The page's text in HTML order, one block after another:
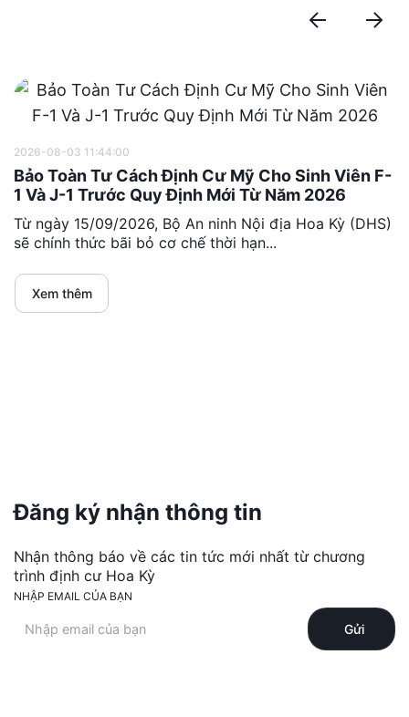
2026-08-03 11:44:00
Bảo Toàn Tư Cách Định Cư Mỹ Cho Sinh Viên F-
1 Và J-1 Trước Quy Định Mới Từ Năm 2026
Từ ngày 15/09/2026, Bộ An ninh Nội địa Hoa Kỳ (DHS)
sẽ chính thức bãi bỏ cơ chế thời hạn...
Xem thêm
Đăng ký nhận thông tin
Nhận thông báo về các tin tức mới nhất từ chương
trình định cư Hoa Kỳ
NHẬP EMAIL CỦA BẠN
Gửi